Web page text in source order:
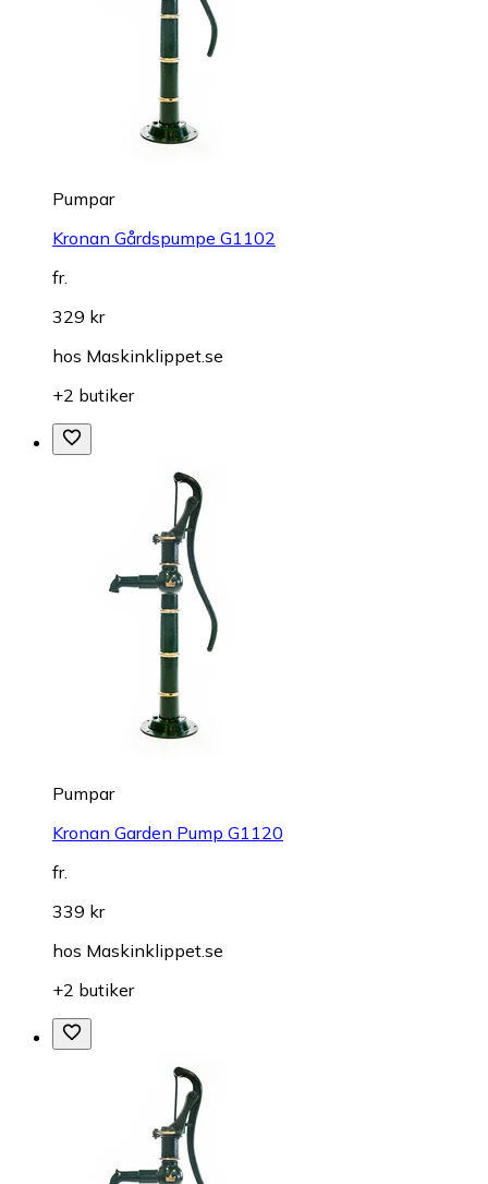
Pumpar
Kronan Gårdspumpe G1102
fr.
329 kr
hos Maskinklippet.se
+2 butiker
Pumpar
Kronan Garden Pump G1120
fr.
339 kr
hos Maskinklippet.se
+2 butiker